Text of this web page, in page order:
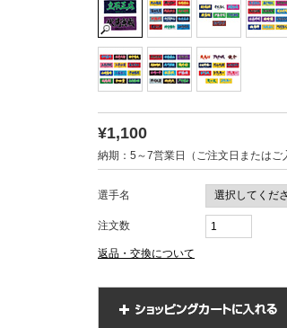
¥1,100
納期：5～7営業日（ご注文日またはご
選手名
注文数
返品・交換について